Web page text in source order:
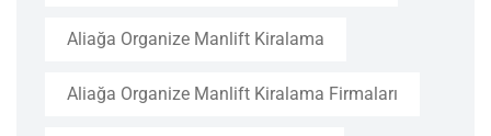
Aliağa Organize Manlift Kiralama
Aliağa Organize Manlift Kiralama Firmaları